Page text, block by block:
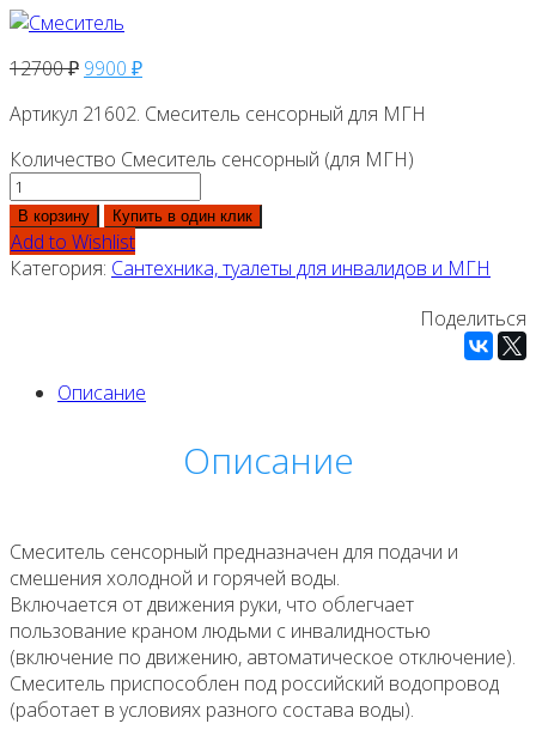
12700₽ 9900 ₽
Артикул 21602. Смеситель сенсорный для МГН
Количество Смеситель сенсорный (для МГН)
В корзину Купить в один клик
Add to Wishlist
Категория: Сантехника, туалеты для инвалидов и МГН
Поделиться
Описание
Описание
Смеситель сенсорный предназначен для подачи и
смешения холодной и горячей воды.
Включается от движения руки, что облегчает
пользование краном людьми с инвалидностью
(включение по движению, автоматическое отключение).
Смеситель приспособлен под российский водопровод
(работает в условиях разного состава воды).